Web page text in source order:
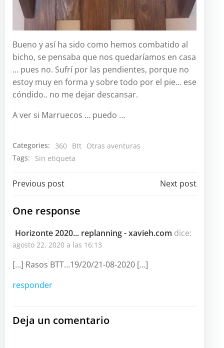
Bueno y así ha sido como hemos combatido al
bicho, se pensaba que nos quedaríamos en casa
… pues no. Sufrí por las pendientes, porque no
estoy muy en forma y sobre todo por el pie… ese
cóndido.. no me dejar descansar.
A ver si Marruecos … puedo …
Categories: 360 Btt Otras aventuras
Tags:
Sin etiqueta
Navegación
por
las
entradas
Previous post
Navegación
las
entradas
Next post
One response
Horizonte 2020... replanning - xavieh.com dice:
agosto 22, 2020 a las 16:13
[…] Rasos BTT…19/20/21-08-2020 […]
responder
Deja un comentario